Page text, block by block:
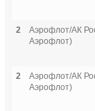
2
Аэрофлот/АК
Аэрофлот)
2
Аэрофлот/АК
Аэрофлот)